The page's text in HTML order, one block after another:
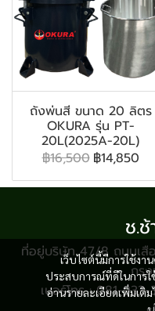
ถังพ่นสี ขนาด 20 ลิตร
OKURA รุ่น PT-
20L(2025A-20L)
฿16,500 ฿14,850
เว็บไซต์นี้มีการใช้ง
ประสบการณ์ที่ดีในการใ
อ่านรายละเอียดเพิ่มเติ
ช.
ที่อยู่บริษัท 47/8 ถนนเสื
กรุ
เบอร์โทร : 081-